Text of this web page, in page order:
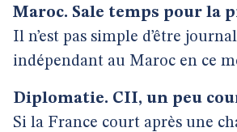
Maroc. Sale temps pour la
Il n’est pas simple d’être
indépendant au Maroc en ce
Diplomatie. CII, un peu
Si la France court après une